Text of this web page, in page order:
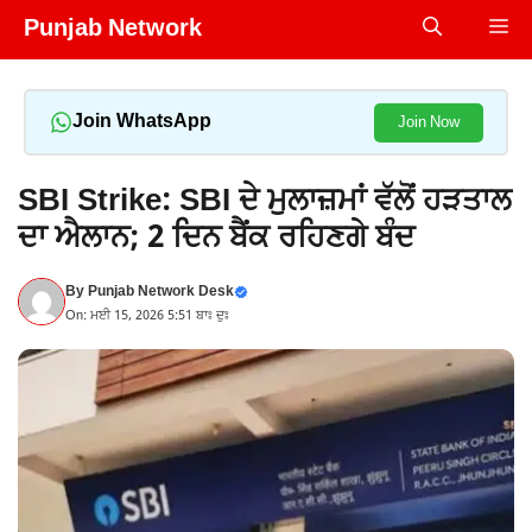
Skip
Punjab Network
Join WhatsApp Join Now
SBI Strike: SBI ਦੇ ਮੁਲਾਜ਼ਮਾਂ ਵੱਲੋਂ ਹੜਤਾਲ
ਦਾ ਐਲਾਨ; 2 ਦਿਨ ਬੈਂਕ ਰਹਿਣਗੇ ਬੰਦ
ByPunjab Network Desk
On: ਮਈ 15, 2026 5:51 ਬਾਃ ਦੁਃ